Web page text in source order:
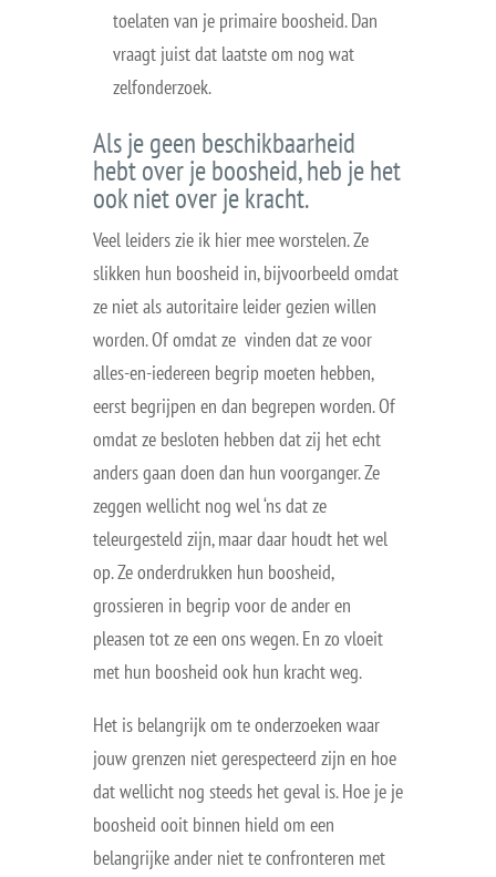
toelaten van je primaire boosheid. Dan
vraagt juist dat laatste om nog wat
zelfonderzoek.
Als je geen beschikbaarheid
hebt over je boosheid, heb je het
ook niet over je kracht.
Veel leiders zie ik hier mee worstelen. Ze
slikken hun boosheid in, bijvoorbeeld omdat
ze niet als autoritaire leider gezien willen
worden. Of omdat ze vinden dat ze voor
alles-en-iedereen begrip moeten hebben,
eerst begrijpen en dan begrepen worden. Of
omdat ze besloten hebben dat zij het echt
anders gaan doen dan hun voorganger. Ze
zeggen wellicht nog wel ‘ns dat ze
teleurgesteld zijn, maar daar houdt het wel
op. Ze onderdrukken hun boosheid,
grossieren in begrip voor de ander en
pleasen tot ze een ons wegen. En zo vloeit
met hun boosheid ook hun kracht weg.
Het is belangrijk om te onderzoeken waar
jouw grenzen niet gerespecteerd zijn en hoe
dat wellicht nog steeds het geval is. Hoe je je
boosheid ooit binnen hield om een
belangrijke ander niet te confronteren met